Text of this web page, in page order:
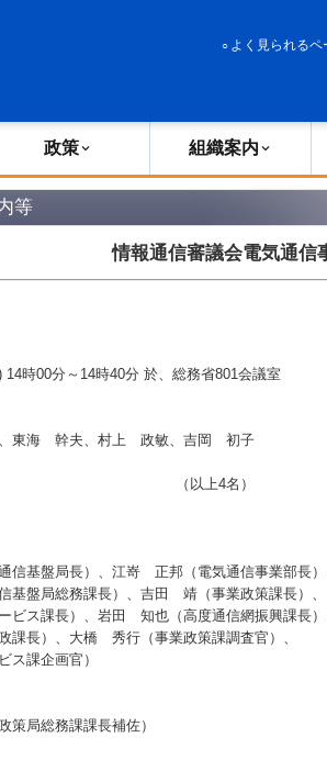
よく見られるペ
政策 組織案内
等
情報通信審議会電気通信
14時00分～14時40分 於、総務省801会議室
東海 幹夫、村上 政敏、吉岡 初子
（以上4名）
基盤局長）、江嵜 正邦（電気通信事業部長）
盤局総務課長）、吉田 靖（事業政策課長）、
ス課長）、岩田 知也（高度通信網振興課長）
課長）、大橋 秀行（事業政策課調査官）、
課企画官）
局総務課課長補佐）